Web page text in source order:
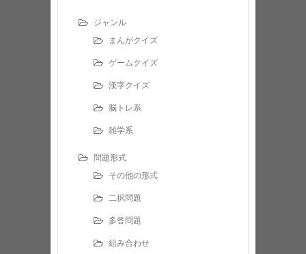
ジャンル
まんがクイズ
ゲームクイズ
漢字クイズ
脳トレ系
雑学系
問題形式
その他の形式
二択問題
多答問題
組み合わせ